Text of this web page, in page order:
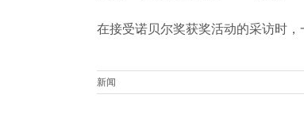
在接受诺贝尔奖获奖活动的采访时，
新闻